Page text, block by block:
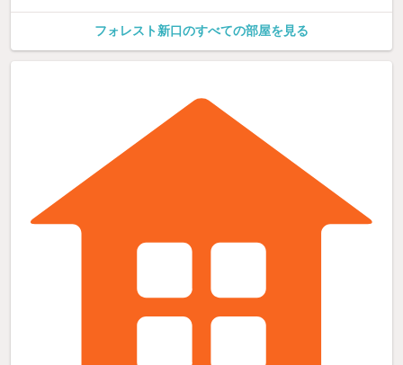
フォレスト新口のすべての部屋を見る